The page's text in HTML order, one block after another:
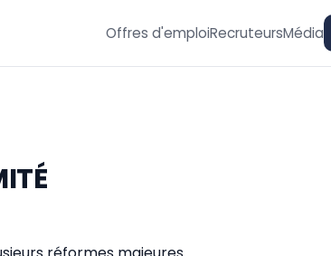
Offres d'emploiRecruteursMédia